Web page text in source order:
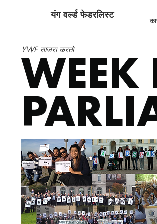
यंग वर्ल्ड फेडरलिस्ट
YWF साजरा करतो
WEEK